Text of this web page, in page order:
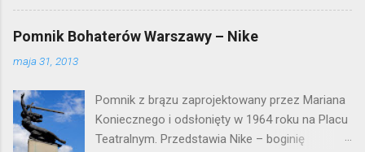
pracowników Elektrowni Warszawskiej. Ten
okazały budynek wyszedł bez szwanku z II
wojny światowej. Lokalizacja: Śródmieście
Pomnik Bohaterów Warszawy – Nike
maja 31, 2013
Pomnik z brązu zaprojektowany przez Mariana
Koniecznego i odsłonięty w 1964 roku na Placu
Teatralnym. Przedstawia Nike – boginię